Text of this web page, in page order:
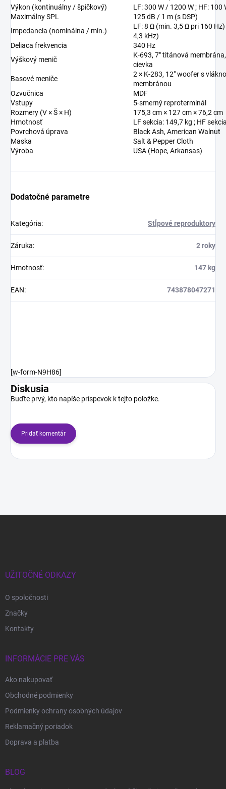
Výkon (kontinuálny / špičkový)
LF: 300 W / 1200 W ; HF: 100
Maximálny SPL
125 dB / 1 m (s DSP)
Impedancia (nominálna / min.)
LF: 8 Ω (min. 3,5 Ω pri 160
4,3 kHz)
Deliaca frekvencia
340 Hz
Výškový menič
K-693, 7" titánová
cievka
Basové meniče
2 × K-283, 12" woofer s
membránou
Ozvučnica
MDF
Vstupy
5-smerný reproterminál
Rozmery (V × Š × H)
175,3 cm × 127 cm × 76,2 cm
Hmotnosť
LF sekcia: 149,7 kg ; HF
Povrchová úprava
Black Ash, American Walnut
Maska
Salt & Pepper Cloth
Výroba
USA (Hope, Arkansas)
Dodatočné parametre
Kategória: Stĺpové reproduktory
Záruka: 2 roky
Hmotnosť: 147 kg
EAN: 743878047271
[w-form-N9H86]
Diskusia
Buďte prvý, kto napíše príspevok k tejto položke.
Pridať komentár
UŽITOČNÉ ODKAZY
O spoločnosti
Značky
Kontakty
INFORMÁCIE PRE VÁS
Ako nakupovať
Obchodné podmienky
Podmienky ochrany osobných údajov
Reklamačný poriadok
Doprava a platba
BLOG